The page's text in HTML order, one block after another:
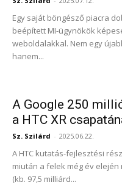
Egy saját böngésző piacra
beépített MI-ügynökök
weboldalakkal. Nem egy
hanem...
A Google 250
a HTC XR
Sz. Szilárd - 2025.06.22.
A HTC kutatás-fejlesztési
miután a felek még év
(kb. 97,5 milliárd...